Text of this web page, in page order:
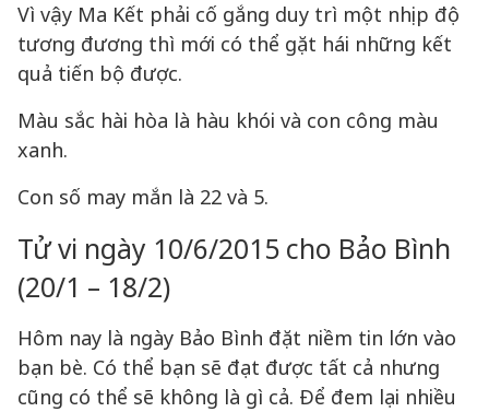
Vì vậy Ma Kết phải cố gắng duy trì một nhịp độ
tương đương thì mới có thể gặt hái những kết
quả tiến bộ được.
Màu sắc hài hòa là hàu khói và con công màu
xanh.
Con số may mắn là 22 và 5.
Tử vi ngày 10/6/2015 cho Bảo Bình
(20/1 – 18/2)
Hôm nay là ngày Bảo Bình đặt niềm tin lớn vào
bạn bè. Có thể bạn sẽ đạt được tất cả nhưng
cũng có thể sẽ không là gì cả. Để đem lại nhiều